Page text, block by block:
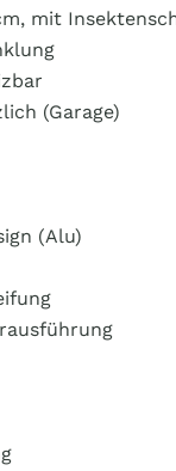
mit
(Garage)
(Alu)